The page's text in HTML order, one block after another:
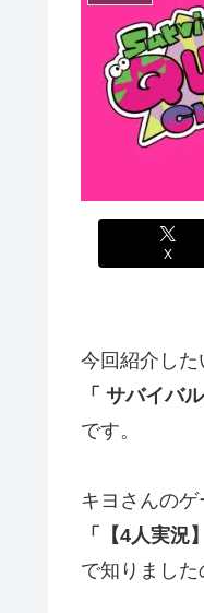
X
今回紹介した
「 サバイバ
です。
キヨさんのゲ
「【4人実況
で知りました